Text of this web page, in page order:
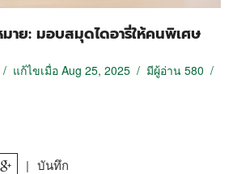
ย: มอบสมุดไดอารี่ให้คนพิเศษ
/ แก้ไขเมื่อ Aug 25, 2025 / มีผู้อ่าน 580 /
| บันทึก